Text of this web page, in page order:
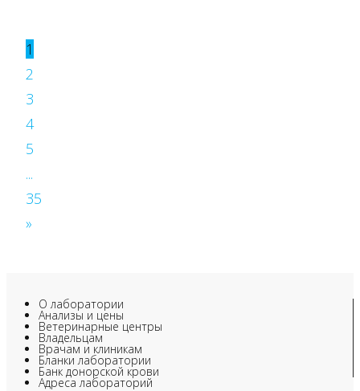
1
2
3
4
5
...
35
»
О лаборатории
Анализы и цены
Ветеринарные центры
Владельцам
Врачам и клиникам
Бланки лаборатории
Банк донорской крови
Адреса лабораторий